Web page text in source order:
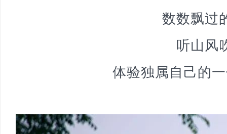
数数飘过
听山风
体验独属自己的